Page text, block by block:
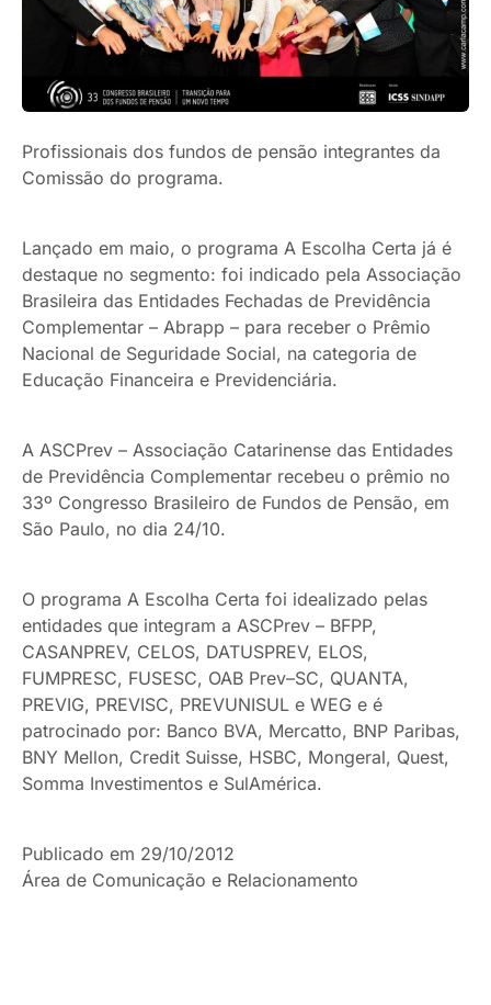
Profissionais dos fundos de pensão integrantes da
Comissão do programa.
Lançado em maio, o programa A Escolha Certa já é
destaque no segmento: foi indicado pela Associação
Brasileira das Entidades Fechadas de Previdência
Complementar – Abrapp – para receber o Prêmio
Nacional de Seguridade Social, na categoria de
Educação Financeira e Previdenciária.
A ASCPrev – Associação Catarinense das Entidades
de Previdência Complementar recebeu o prêmio no
33º Congresso Brasileiro de Fundos de Pensão, em
São Paulo, no dia 24/10.
O programa A Escolha Certa foi idealizado pelas
entidades que integram a ASCPrev – BFPP,
CASANPREV, CELOS, DATUSPREV, ELOS,
FUMPRESC, FUSESC, OAB Prev–SC, QUANTA,
PREVIG, PREVISC, PREVUNISUL e WEG e é
patrocinado por: Banco BVA, Mercatto, BNP Paribas,
BNY Mellon, Credit Suisse, HSBC, Mongeral, Quest,
Somma Investimentos e SulAmérica.
Publicado em 29/10/2012
Área de Comunicação e Relacionamento